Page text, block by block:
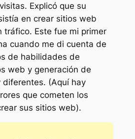
Explicó que su
en crear sitios web
tráfico. Este fue mi primer
cuando me di cuenta de
de habilidades de
web y generación de
(Aquí hay
que cometen los
sus sitios web).